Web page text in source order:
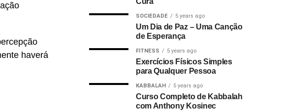
haverá
SOCIEDADE 5 years ago
Um Dia de Paz – Uma Canção
de Esperança
FITNESS 5 years ago
Exercícios Físicos Simples
para Qualquer Pessoa
KABBALAH 5 years ago
Curso Completo de Kabbalah
com Anthony Kosinec